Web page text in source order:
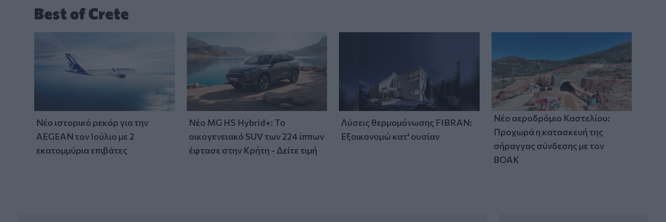
Best of Crete
Νέο ιστορικό ρεκόρ για την
AEGEAN τον Ιούλιο με 2
εκατομμύρια επιβάτες
Νέο MG HS Hybrid+: Το
οικογενειακό SUV των 224 ίππων
έφτασε στην Κρήτη - Δείτε τιμή
Λύσεις θερμομόνωσης FIBRAN:
Εξοικονομώ κατ' ουσίαν
Νέο αεροδρόμιο Καστελίου:
Προχωρά η κατασκευή της
σήραγγας σύνδεσης με τον
ΒΟΑΚ